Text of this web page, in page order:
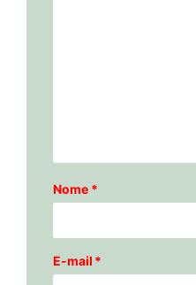
Nome *
E-mail *